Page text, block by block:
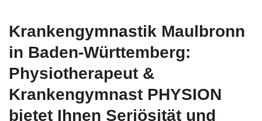
Krankengymnastik Maulbronn
in Baden-Württemberg:
Physiotherapeut &
Krankengymnast PHYSION
bietet Ihnen Seriösität und